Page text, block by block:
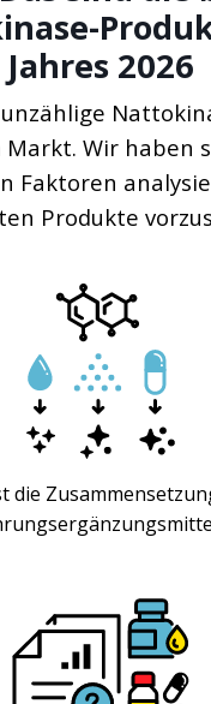
Jahres 2026
Markt. Wir haben
Faktoren
Produkte
die